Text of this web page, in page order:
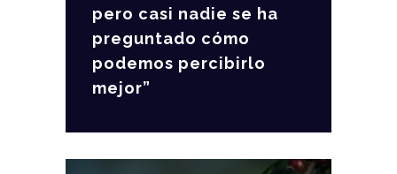
pero casi nadie se ha
preguntado cómo
podemos percibirlo
mejor”